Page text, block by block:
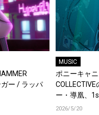
ガー / ラッパ
MUSIC
ポニーキャ
ー・導凰、
2026/5/20